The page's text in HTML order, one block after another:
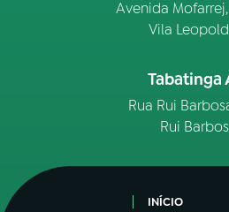
Avenida Mofarrej,
Vila
Tabatinga
Rua Rui
Rui
INÍCIO